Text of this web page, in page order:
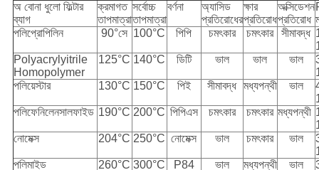
অ বোনা ধুলো ফিল্টার
ব্যাগ
ক্রমাগত
তাপমাত্রা
সর্বোচ্চ
তাপমাত্রা
বর্ণনা
অ্যাসিড
প্রতিরোধের
ক্ষার
প্রতিরোধ
অক্সিডেশন
প্রতিরোধ
পলিপ্রোপিলিন
90°সে 100°C পিপি চমৎকার চমৎকার সীমাবদ্ধ
Polyacrylyitrile
Homopolymer
125°C 140°C ডিটি ভাল ভাল ভাল
পলিয়েস্টার
130°C 150°C পিই সীমাবদ্ধ মধ্যপন্থী ভাল
পলিফেনিলেনসালফাইড 190°C 200°C পিপিএস চমৎকার চমৎকার মধ্যপন্থী
নোমেক্স
204°C 250°C নোমেক্স ভাল চমৎকার ভাল
পলিমাইড
260°C 300°C P84 ভাল মধ্যপন্থী ভাল